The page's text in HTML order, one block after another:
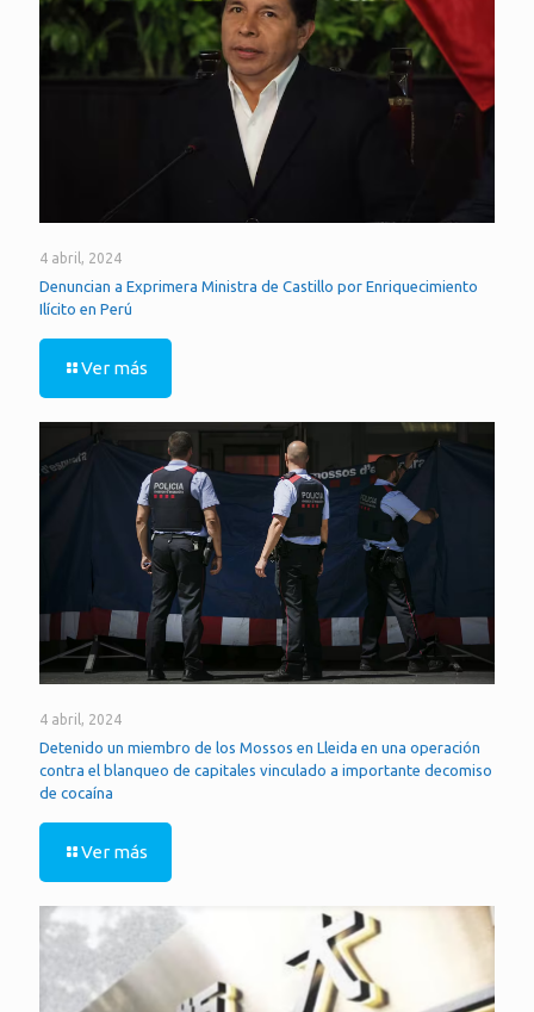
4 abril, 2024
Denuncian a Exprimera Ministra de Castillo por Enriquecimiento
Ilícito en Perú
Ver más
4 abril, 2024
Detenido un miembro de los Mossos en Lleida en una operación
contra el blanqueo de capitales vinculado a importante decomiso
de cocaína
Ver más